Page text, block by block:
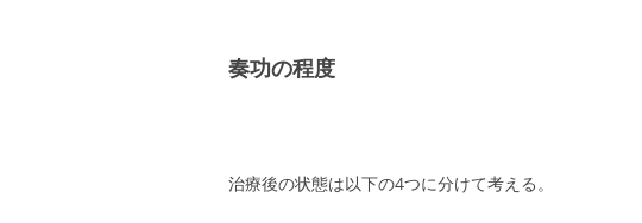
奏功の程度
治療後の状態は以下の4つに分けて考える。